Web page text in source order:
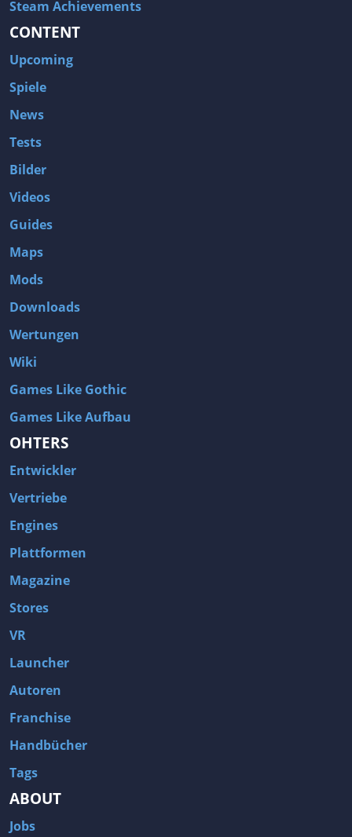
Steam Achievements
CONTENT
Upcoming
Spiele
News
Tests
Bilder
Videos
Guides
Maps
Mods
Downloads
Wertungen
Wiki
Games Like Gothic
Games Like Aufbau
OHTERS
Entwickler
Vertriebe
Engines
Plattformen
Magazine
Stores
VR
Launcher
Autoren
Franchise
Handbücher
Tags
ABOUT
Jobs